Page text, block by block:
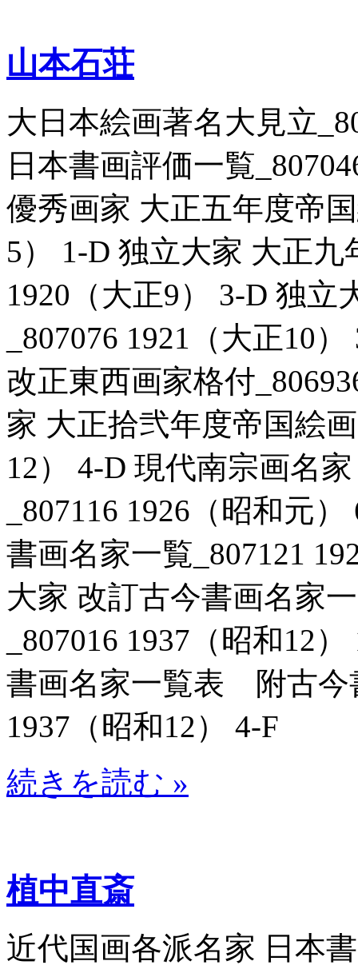
山本石荘
大日本絵画著名大見立
日本書画評価一覧
優秀画家 大正五年度帝
5） 1-D 独立大家 大正九
1920（大正9） 3-D 独
_807076 1921（大正10
改正東西画家格付
家 大正拾弐年度帝国絵
12） 4-D 現代南宗画名
_807116 1926（昭和元
書画名家一覧_807121
大家 改訂古今書画名家
_807016 1937（昭和12
書画名家一覧表 附古今
1937（昭和12） 4-F
続きを読む »
植中直斎
近代国画各派名家 日本